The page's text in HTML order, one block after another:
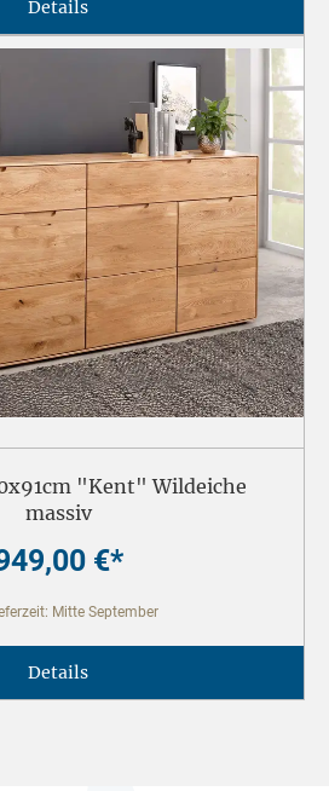
Details
"Kent" Wildeiche
massiv
€*
Mitte September
Details